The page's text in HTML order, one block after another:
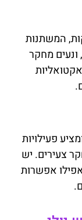
המשתנות
מחקר
פעילויות
צעירים. יש
אפשרות